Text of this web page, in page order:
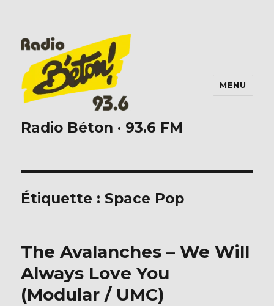
Radio Béton · 93.6 FM
MENU
Étiquette : Space Pop
The Avalanches – We Will
Always Love You
(Modular / UMC)